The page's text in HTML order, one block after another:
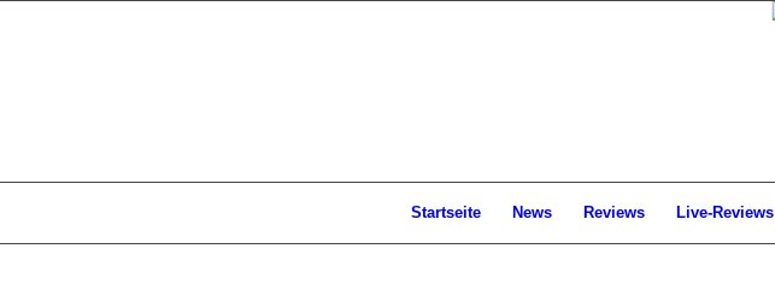
Startseite News Reviews Live-Reviews